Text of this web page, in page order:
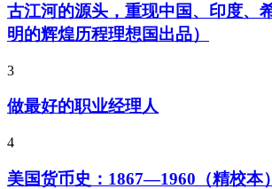
古江河的源头，重现中国、印度、
明的辉煌历程理想国出品）
3
做最好的职业经理人
4
美国货币史：1867—1960（精校本）